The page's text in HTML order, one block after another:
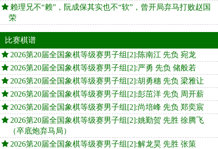
赖理兄不“赖”，阮成保其实也不“软”，曾开局弃马打败赵国
荣
比赛棋谱
2026第20届全国象棋等级赛男子组[2]:陈南江 先负 宛龙
2026第20届全国象棋等级赛男子组[2]:严勇 先负 储般若
2026第20届全国象棋等级赛男子组[2]:胡勇穗 先负 梁雅让
2026第20届全国象棋等级赛男子组[2]:彭茁洋 先负 周开薪
2026第20届全国象棋等级赛男子组[2]:尚培峰 先负 郑奕宸
2026第20届全国象棋等级赛男子组[2]:姚勤贺 先胜 徐腾飞
（卒底炮弃马局）
2026第20届全国象棋等级赛男子组[2]:解龙昊 先胜 张策